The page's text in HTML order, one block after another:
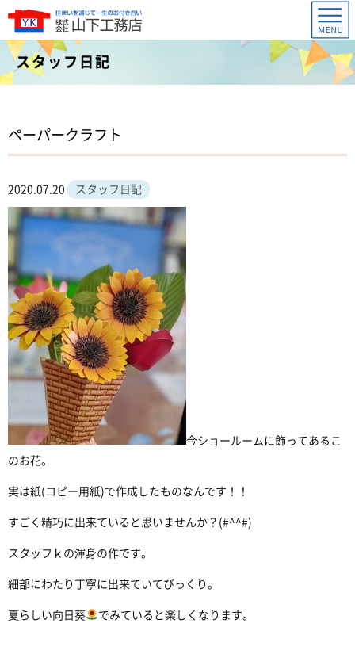
スタッフ日記
ペーパークラフト
2020.07.20 スタッフ日記
今ショールームに飾ってあるこ
のお花。
実は紙(コピー用紙)で作成したものなんです！！
すごく精巧に出来ていると思いませんか？(#^^#)
スタッフｋの渾身の作です。
細部にわたり丁寧に出来ていてびっくり。
夏らしい向日葵 でみていると楽しくなります。